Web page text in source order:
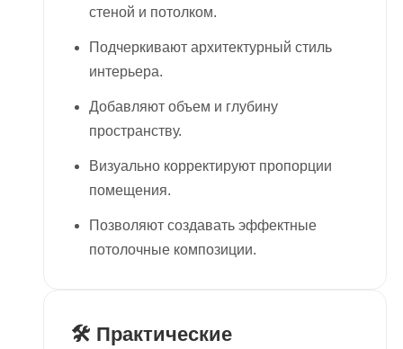
стеной и потолком.
Подчеркивают архитектурный стиль
интерьера.
Добавляют объем и глубину
пространству.
Визуально корректируют пропорции
помещения.
Позволяют создавать эффектные
потолочные композиции.
🛠 Практические